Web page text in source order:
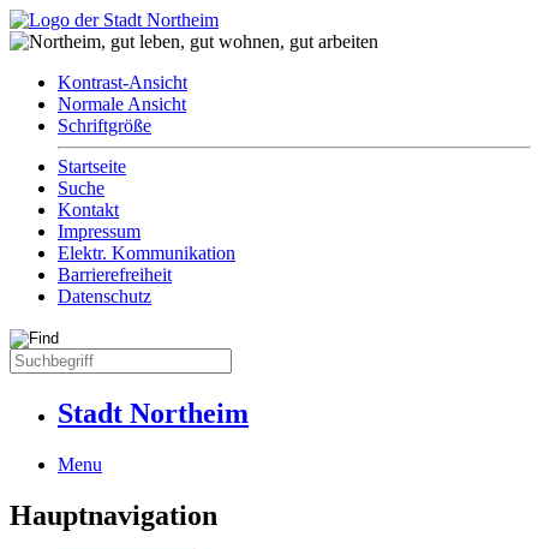
Kontrast-Ansicht
Normale Ansicht
Schriftgröße
Startseite
Suche
Kontakt
Impressum
Elektr. Kommunikation
Barrierefreiheit
Datenschutz
Stadt Northeim
Menu
Hauptnavigation